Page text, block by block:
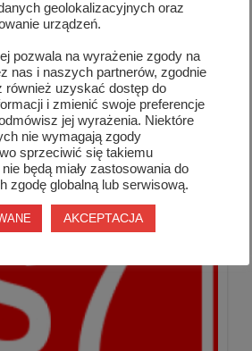
geolokalizacyjnych oraz
urządzeń.
pozwala na wyrażenie zgody na
nas i naszych partnerów, zgodnie
uzyskać dostęp do
i zmienić swoje preferencje
jej wyrażenia. Niektóre
nie wymagają zgody
sprzeciwić się takiemu
będą miały zastosowania do
zgodę globalną lub serwisową.
AKCEPTACJA